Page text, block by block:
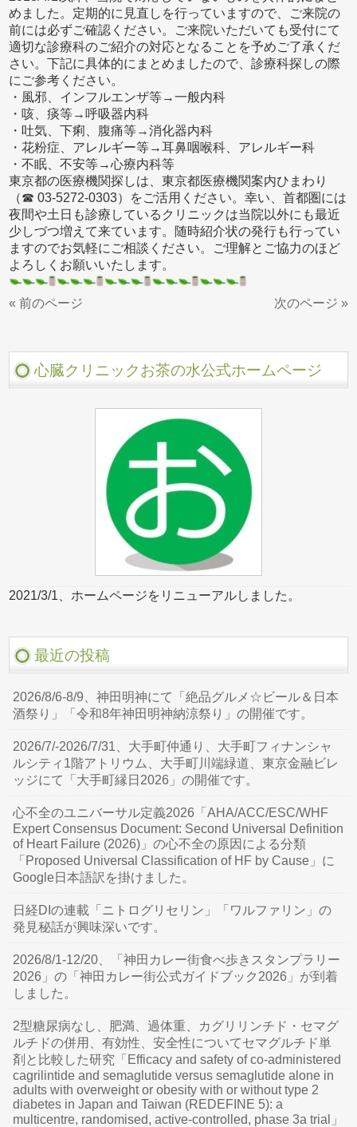
めました。定期的に見直しを行っていますので、ご来院の
前には必ずご確認ください。ご来院いただいても受付にて
適切な診療科のご紹介の対応となることを予めご了承くだ
さい。下記に具体的にまとめましたので、診療科探しの際
にご参考ください。
・風邪、インフルエンザ等→一般内科
・咳、痰等→呼吸器内科
・吐気、下痢、腹痛等→消化器内科
・花粉症、アレルギー等→耳鼻咽喉科、アレルギー科
・不眠、不安等→心療内科等
東京都の医療機関探しは、東京都医療機関案内ひまわり
（☎ 03-5272-0303）をご活用ください。幸い、首都圏には
夜間や土日も診療しているクリニックは当院以外にも最近
少しづつ増えて来ています。随時紹介状の発行も行ってい
ますのでお気軽にご相談ください。ご理解とご協力のほど
よろしくお願いいたします。
« 前のページ 次のページ »
心臓クリニックお茶の水公式ホームページ
2021/3/1、ホームページをリニューアルしました。
最近の投稿
2026/8/6-8/9、神田明神にて「絶品グルメ☆ビール＆日本
酒祭り」「令和8年神田明神納涼祭り」の開催です。
2026/7/-2026/7/31、大手町仲通り、大手町フィナンシャ
ルシティ1階アトリウム、大手町川端緑道、東京金融ビレ
ッジにて「大手町縁日2026」の開催です。
心不全のユニバーサル定義2026「AHA/ACC/ESC/WHF
Expert Consensus Document: Second Universal Definition
of Heart Failure (2026)」の心不全の原因による分類
「Proposed Universal Classification of HF by Cause」に
Google日本語訳を掛けました。
日経DIの連載「ニトログリセリン」「ワルファリン」の
発見秘話が興味深いです。
2026/8/1-12/20、「神田カレー街食べ歩きスタンプラリー
2026」の「神田カレー街公式ガイドブック2026」が到着
しました。
2型糖尿病なし、肥満、過体重、カグリリンチド・セマグ
ルチドの併用、有効性、安全性についてセマグルチド単
剤と比較した研究「Efficacy and safety of co-administered
cagrilintide and semaglutide versus semaglutide alone in
adults with overweight or obesity with or without type 2
diabetes in Japan and Taiwan (REDEFINE 5): a
multicentre, randomised, active-controlled, phase 3a trial」